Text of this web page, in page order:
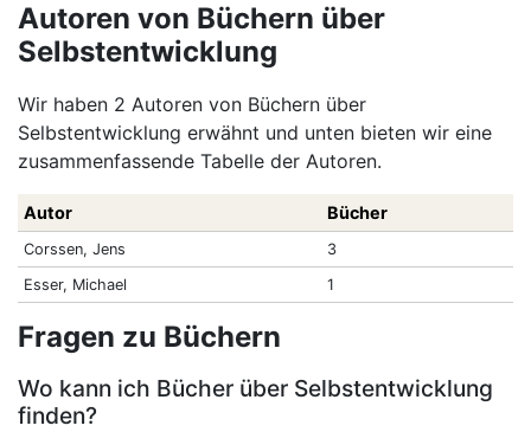
Autoren von Büchern über
Selbstentwicklung
Wir haben 2 Autoren von Büchern über
Selbstentwicklung erwähnt und unten bieten wir eine
zusammenfassende Tabelle der Autoren.
Autor Bücher
Corssen, Jens
3
Esser, Michael
1
Fragen zu Büchern
Wo kann ich Bücher über Selbstentwicklung
finden?